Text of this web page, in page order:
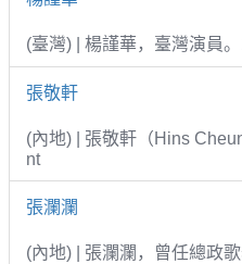
(臺灣) | 楊謹華，臺灣演員
張敬軒
(內地) | 張敬軒（Hins
nt
張瀾瀾
(內地) | 張瀾瀾，曾任總政